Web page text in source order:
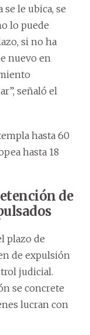
se le ubica, se
lo puede
si no ha
nuevo en
señaló el
hasta 60
hasta 18
de
plazo de
de expulsión
judicial.
se concrete
lucran con